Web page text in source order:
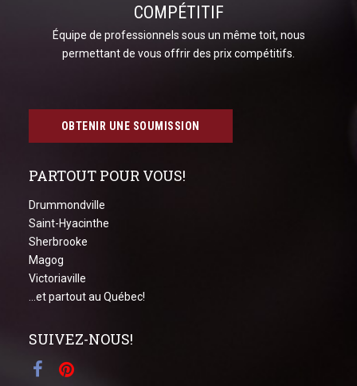
COMPÉTITIF
Équipe de professionnels sous un même toit, nous
permettant de vous offrir des prix compétitifs.
OBTENIR UNE SOUMISSION
PARTOUT POUR VOUS!
Drummondville
Saint-Hyacinthe
Sherbrooke
Magog
Victoriaville
...et partout au Québec!
SUIVEZ-NOUS!